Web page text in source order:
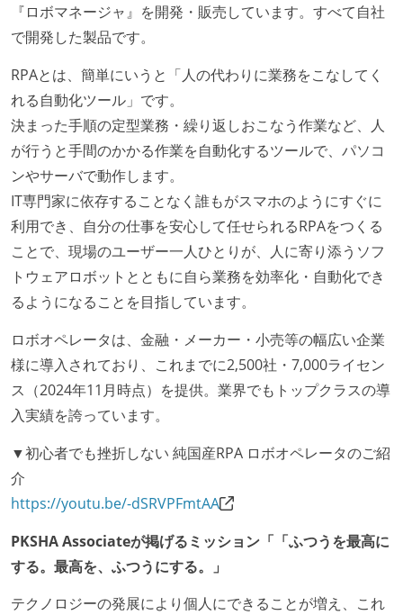
イが支給される
選考プロセス
ライブコーディングがある（面接官とコーディングに
取り組むなど）
職業安定法に対応する記載事項
受動喫煙防止措置：屋内禁煙（屋内に喫煙可能室設
置）
『ロボマネージャ』を開発・販売しています。すべて自社
で開発した製品です。
RPAとは、簡単にいうと「人の代わりに業務をこなしてく
れる自動化ツール」です。
決まった手順の定型業務・繰り返しおこなう作業など、人
が行うと手間のかかる作業を自動化するツールで、パソコ
ンやサーバで動作します。
IT専門家に依存することなく誰もがスマホのようにすぐに
利用でき、自分の仕事を安心して任せられるRPAをつくる
ことで、現場のユーザー一人ひとりが、人に寄り添うソフ
トウェアロボットとともに自ら業務を効率化・自動化でき
るようになることを目指しています。
ロボオペレータは、金融・メーカー・小売等の幅広い企業
様に導入されており、これまでに2,500社・7,000ライセン
ス（2024年11月時点）を提供。業界でもトップクラスの導
入実績を誇っています。
▼初心者でも挫折しない 純国産RPA ロボオペレータのご紹
介
https://youtu.be/-dSRVPFmtAA
PKSHA Associateが掲げるミッション「「ふつうを最高に
する。最高を、ふつうにする。」
テクノロジーの発展により個人にできることが増え、これ